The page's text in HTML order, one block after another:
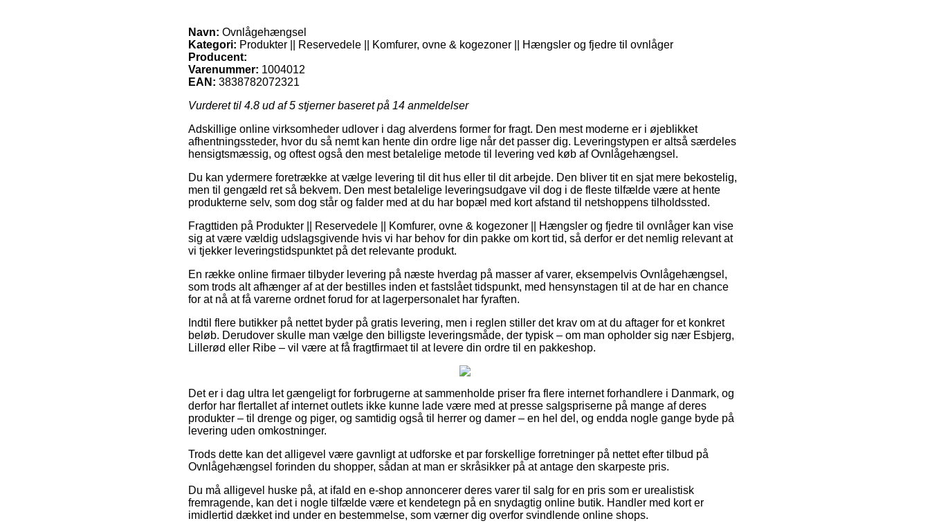
Navn: Ovnlågehængsel
Kategori: Produkter || Reservedele || Komfurer, ovne & kogezoner || Hængsler og fjedre til ovnlåger
Producent:
Varenummer: 1004012
EAN: 3838782072321
Vurderet til 4.8 ud af 5 stjerner baseret på 14 anmeldelser
Adskillige online virksomheder udlover i dag alverdens former for fragt. Den mest moderne er i øjeblikket
afhentningssteder, hvor du så nemt kan hente din ordre lige når det passer dig. Leveringstypen er altså særdeles
hensigtsmæssig, og oftest også den mest betalelige metode til levering ved køb af Ovnlågehængsel.
Du kan ydermere foretrække at vælge levering til dit hus eller til dit arbejde. Den bliver tit en sjat mere bekostelig,
men til gengæld ret så bekvem. Den mest betalelige leveringsudgave vil dog i de fleste tilfælde være at hente
produkterne selv, som dog står og falder med at du har bopæl med kort afstand til netshoppens tilholdssted.
Fragttiden på Produkter || Reservedele || Komfurer, ovne & kogezoner || Hængsler og fjedre til ovnlåger kan vise
sig at være vældig udslagsgivende hvis vi har behov for din pakke om kort tid, så derfor er det nemlig relevant at
vi tjekker leveringstidspunktet på det relevante produkt.
En række online firmaer tilbyder levering på næste hverdag på masser af varer, eksempelvis Ovnlågehængsel,
som trods alt afhænger af at der bestilles inden et fastslået tidspunkt, med hensynstagen til at de har en chance
for at nå at få varerne ordnet forud for at lagerpersonalet har fyraften.
Indtil flere butikker på nettet byder på gratis levering, men i reglen stiller det krav om at du aftager for et konkret
beløb. Derudover skulle man vælge den billigste leveringsmåde, der typisk – om man opholder sig nær Esbjerg,
Lillerød eller Ribe – vil være at få fragtfirmaet til at levere din ordre til en pakkeshop.
Det er i dag ultra let gængeligt for forbrugerne at sammenholde priser fra flere internet forhandlere i Danmark, og
derfor har flertallet af internet outlets ikke kunne lade være med at presse salgspriserne på mange af deres
produkter – til drenge og piger, og samtidig også til herrer og damer – en hel del, og endda nogle gange byde på
levering uden omkostninger.
Trods dette kan det alligevel være gavnligt at udforske et par forskellige forretninger på nettet efter tilbud på
Ovnlågehængsel forinden du shopper, sådan at man er skråsikker på at antage den skarpeste pris.
Du må alligevel huske på, at ifald en e-shop annoncerer deres varer til salg for en pris som er urealistisk
fremragende, kan det i nogle tilfælde være et kendetegn på en snydagtig online butik. Handler med kort er
imidlertid dækket ind under en bestemmelse, som værner dig overfor svindlende online shops.